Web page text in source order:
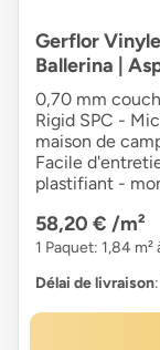
Gerflor
Ballerina |
0,70 mm
Rigid SPC -
maison de
Facile
plastifiant -
58,20 € /m²
1 Paquet: 1,84 m²
Délai de livraison